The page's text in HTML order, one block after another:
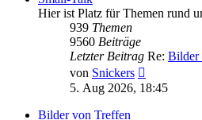
Hier ist Platz für Themen rund
939 Themen
9560 Beiträge
Letzter Beitrag Re: Bilder
von Snickers
Beitrag
5. Aug 2026, 18:45
Bilder von Treffen